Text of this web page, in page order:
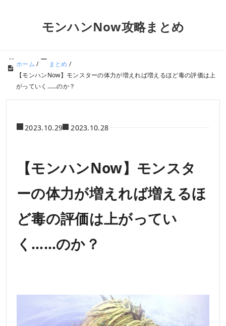
モンハンNow攻略まとめ
ホーム / まとめ /
【モンハンNow】モンスターの体力が増えれば増えるほど毒の評価は上
がっていく……のか？
2023.10.29 2023.10.28
【モンハンNow】モンスタ
ーの体力が増えれば増えるほ
ど毒の評価は上がってい
く……のか？